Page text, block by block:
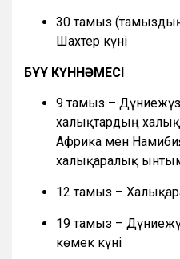
30 тамыз
Шахтер күні
БҰҰ КҮННӘМЕСІ
9 тамыз –
халықтардың
Африка мен
халықаралық
12 тамыз –
19 тамыз –
көмек күні